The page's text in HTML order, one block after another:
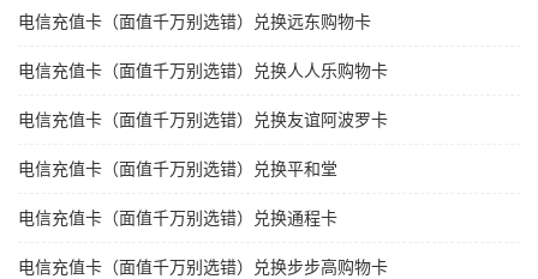
电信充值卡（面值千万别选错）兑换远东购物卡
电信充值卡（面值千万别选错）兑换人人乐购物卡
电信充值卡（面值千万别选错）兑换友谊阿波罗卡
电信充值卡（面值千万别选错）兑换平和堂
电信充值卡（面值千万别选错）兑换通程卡
电信充值卡（面值千万别选错）兑换步步高购物卡